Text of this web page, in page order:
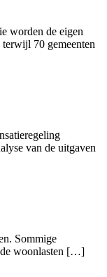
worden de eigen
70 gemeenten
van de uitgaven
Sommige
woonlasten […]